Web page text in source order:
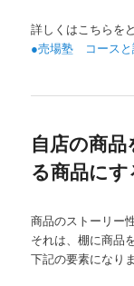
詳しくはこちらをど
●売場塾 コースと
自店の商
る商品にす
商品のストーリー
それは、棚に商品
下記の要素になりま